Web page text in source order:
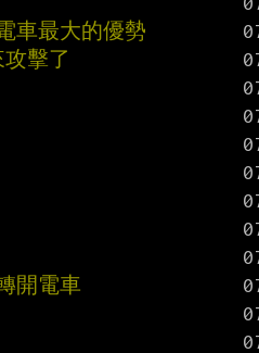
車最大的優勢
擊了
開電車